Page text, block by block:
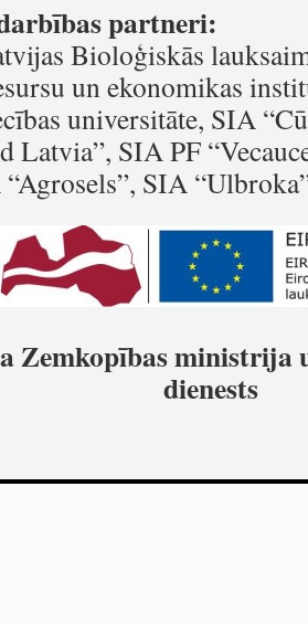
partneri:
Bioloģiskās
un ekonomikas
universitāte, SIA
Latvia”, SIA PF
SIA
Zemkopības ministrija
dienests